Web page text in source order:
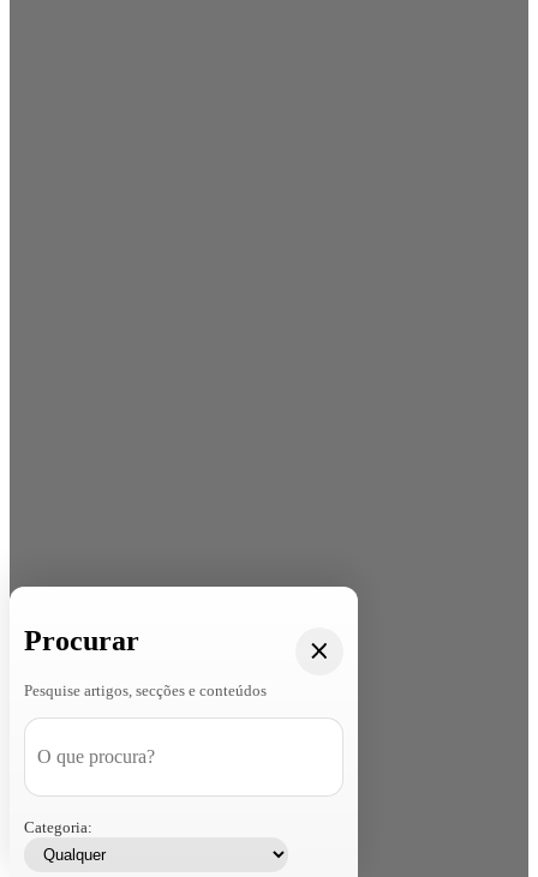
Procurar
Pesquise artigos, secções e conteúdos
Categoria: